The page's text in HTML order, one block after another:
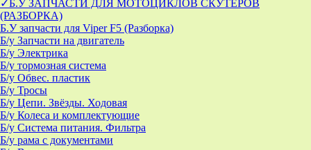
✓Б.У ЗАПЧАСТИ ДЛЯ МОТОЦИКЛОВ СКУТЕРОВ
(РАЗБОРКА)
Б.У запчасти для Viper F5 (Разборка)
Б/у Запчасти на двигатель
Б/у Электрика
Б/у тормозная система
Б/у Обвес. пластик
Б/у Тросы
Б/у Цепи. Звёзды. Ходовая
Б/у Колеса и комплектующие
Б/у Система питания. Фильтра
Б/у рама с документами